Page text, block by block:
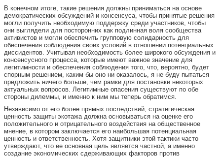
В конечном итоге, такие решения должны приниматься на основе
демократических обсуждений и консенсуса, чтобы принятые решения
могли получить необходимую поддержку среди участников, чтобы
они выглядели для посторонних как подлинная воля сообщества
активистов и могли обеспечить групповую солидарность для
обеспечения соблюдения своих условий в отношении потенциальных
диссидентов. Учитывая необходимость более широкого обсуждения и
консенсусного процесса, которые имеют важное значение для
легитимности и обеспечения соблюдения того, что, вероятно, будет
спорным решением, каким бы оно ни оказалось, я не буду пытаться
предложить ничего больше, чем рамки для постановки некоторых
актуальных вопросов. Легитимные опасения существуют по обе
стороны дилеммы, и именно к ним мы теперь обратимся.
Независимо от его более прямых последствий, стратегическая
ценность защиты экотажа должна основываться на оценке его
положительного и отрицательного воздействия на общественное
мнение, в котором заключается его наибольшая потенциальная
ценность и ответственность. Хотя защитники этой тактики часто
утверждают, что ее основная цель является частной, а именно
создание экономических сдерживающих факторов против